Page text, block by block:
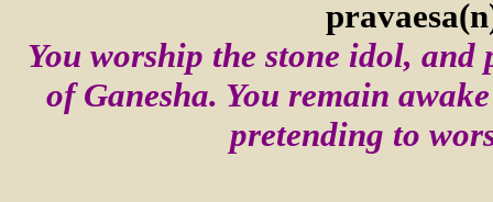
You worship the stone idol,
of Ganesha. You remain
pretending to